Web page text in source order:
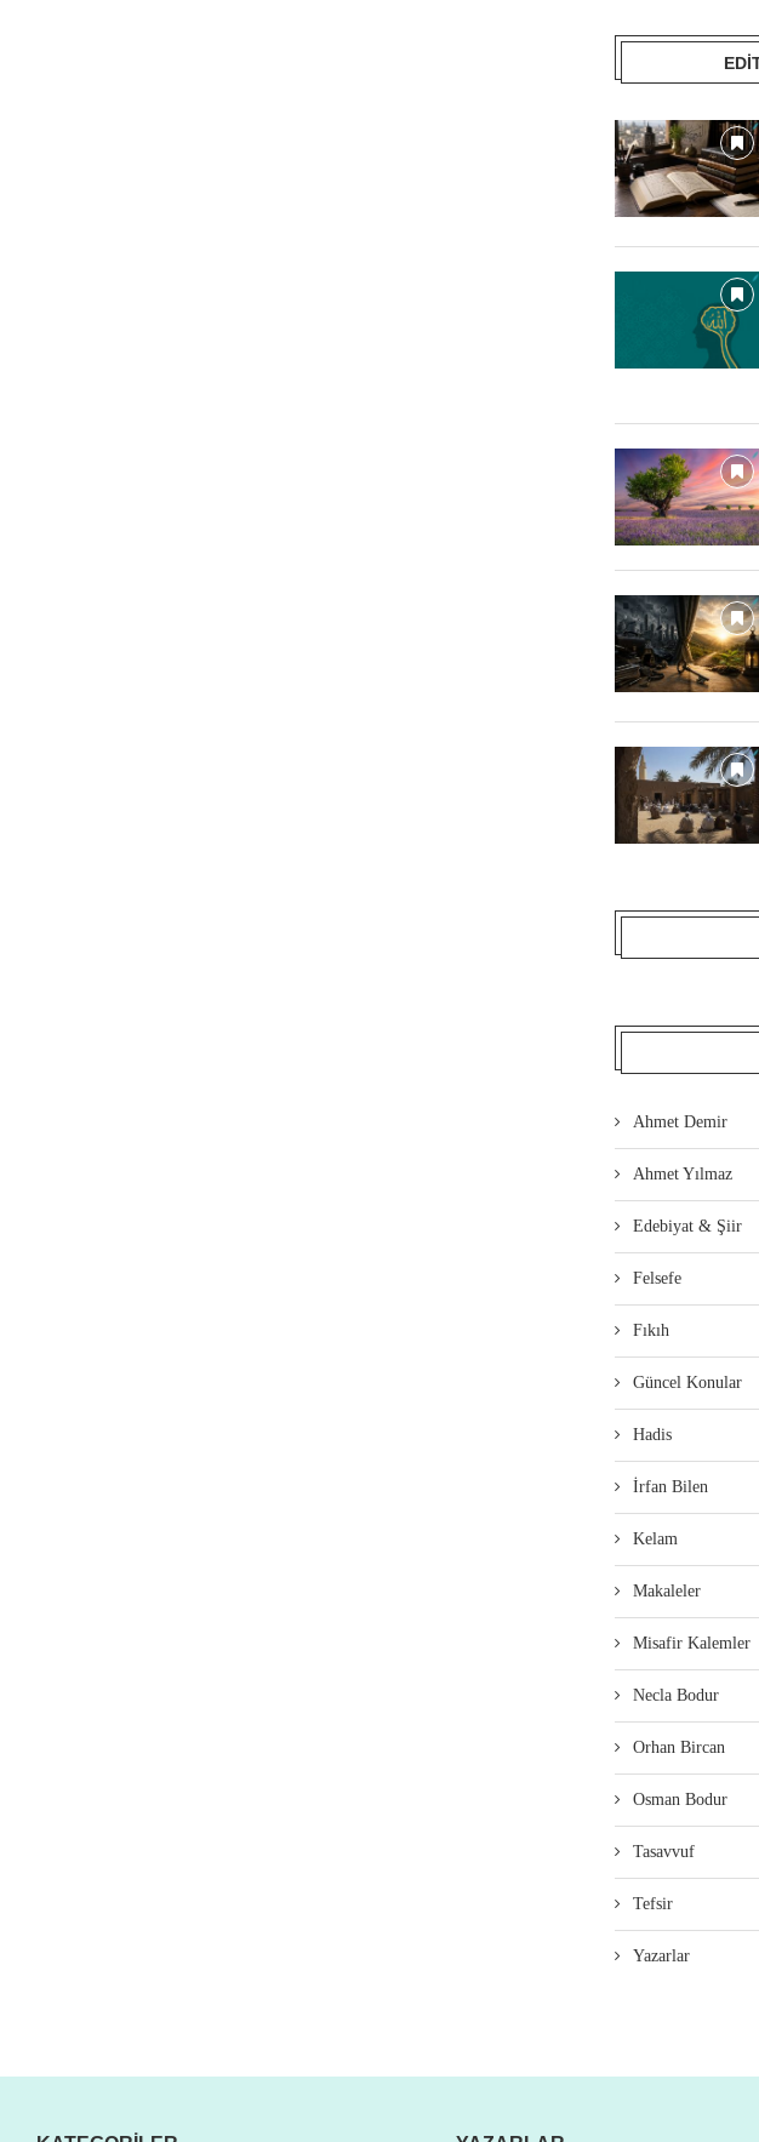
Ahmet Demir
Ahmet Yılmaz
Edebiyat & Şiir
Felsefe
Fıkıh
Güncel Konular
Hadis
İrfan Bilen
Kelam
Makaleler
Misafir Kalemler
Necla Bodur
Orhan Bircan
Osman Bodur
Tasavvuf
Tefsir
Yazarlar